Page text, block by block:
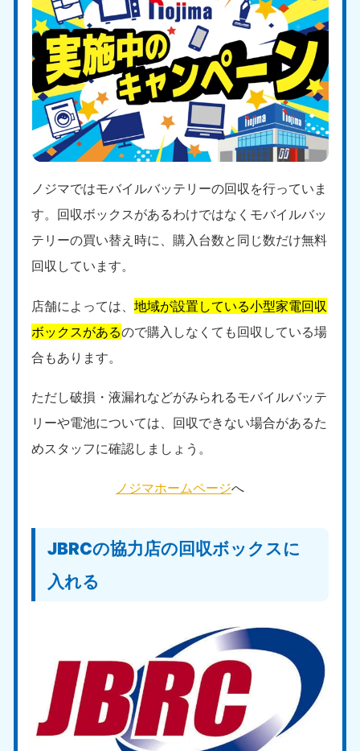
ノジマではモバイルバッテリーの回収を行っていま
す。回収ボックスがあるわけではなくモバイルバッ
テリーの買い替え時に、購入台数と同じ数だけ無料
回収しています。
店舗によっては、地域が設置している小型家電回収
ボックスがあるので購入しなくても回収している場
合もあります。
ただし破損・液漏れなどがみられるモバイルバッテ
リーや電池については、回収できない場合があるた
めスタッフに確認しましょう。
ノジマホームページへ
JBRCの協力店の回収ボックスに
入れる